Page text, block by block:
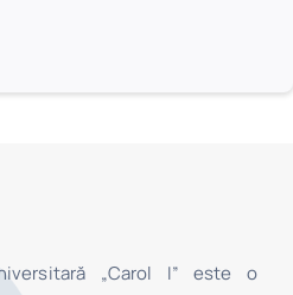
„Carol I” este o